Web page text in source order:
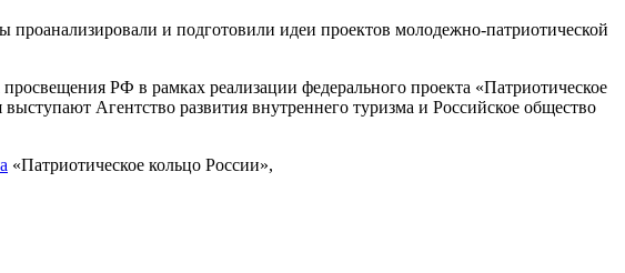
и подготовили идеи проектов молодежно-патриотической
РФ в рамках реализации федерального проекта «Патриотическое
Агентство развития внутреннего туризма и Российское общество
«Патриотическое кольцо России»,